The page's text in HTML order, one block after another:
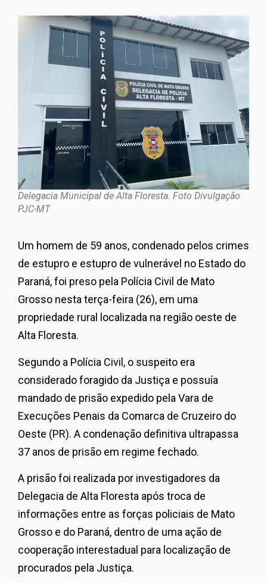
Delegacia Municipal de Alta Floresta. Foto Divulgação
PJC-MT
Um homem de 59 anos, condenado pelos crimes
de estupro e estupro de vulnerável no Estado do
Paraná, foi preso pela Polícia Civil de Mato
Grosso nesta terça-feira (26), em uma
propriedade rural localizada na região oeste de
Alta Floresta.
Segundo a Polícia Civil, o suspeito era
considerado foragido da Justiça e possuía
mandado de prisão expedido pela Vara de
Execuções Penais da Comarca de Cruzeiro do
Oeste (PR). A condenação definitiva ultrapassa
37 anos de prisão em regime fechado.
A prisão foi realizada por investigadores da
Delegacia de Alta Floresta após troca de
informações entre as forças policiais de Mato
Grosso e do Paraná, dentro de uma ação de
cooperação interestadual para localização de
procurados pela Justiça.